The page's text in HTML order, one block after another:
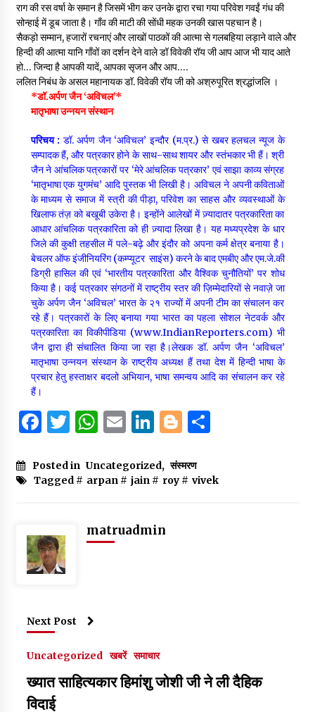
राग की रस वर्षा के समान है जिसमें भीग कर उनके द्वारा रचा गया परिवेश गवईं गंध की
सोन्हाई में डूब जाता है। गाँव की माटी की सोंधी महक उनकी खास पहचान है।
सैकड़ो सम्मान, हजारों रचनाएं और लाखों पाठकों की आत्मा से गलबहिया लड़ाने वाले और
हिन्दी की आत्मा यानि गाँवों का दर्शन देने वाले डॉ विवेकी रॉय जी आप आज भी याद आते
हो… जिन्दा है आपकी यादें, आपका सृजन और आप….
ललित निबंध के असल महानायक डॉ. विवेकी रॉय जी को अश्रुपूरित श्रद्धांजलि ।
*डॉ.अर्पण जैन ‘अविचल’*
मातृभाषा उन्नयन संस्थान
परिचय : डॉ. अर्पण जैन ‘अविचल’ इन्दौर (म.प्र.) से खबर हलचल न्यूज के
सम्पादक हैं, और पत्रकार होने के साथ-साथ शायर और स्तंभकार भी हैं। श्री
जैन ने आंचलिक पत्रकारों पर ‘मेरे आंचलिक पत्रकार’ एवं साझा काव्य संग्रह
‘मातृभाषा एक युगमंच’ आदि पुस्तक भी लिखी है। अविचल ने अपनी कविताओं
के माध्यम से समाज में स्त्री की पीड़ा, परिवेश का साहस और व्यवस्थाओं के
खिलाफ तंज़ को बखूबी उकेरा है। इन्होंने आलेखों में ज़्यादातर पत्रकारिता का
आधार आंचलिक पत्रकारिता को ही ज़्यादा लिखा है। यह मध्यप्रदेश के धार
जिले की कुक्षी तहसील में पले-बढ़े और इंदौर को अपना कर्म क्षेत्र बनाया है।
बेचलर ऑफ इंजीनियरिंग (कम्प्यूटर साइंस) करने के बाद एमबीए और एम.जे.की
डिग्री हासिल की एवं ‘भारतीय पत्रकारिता और वैश्विक चुनौतियों’ पर शोध
किया है। कई पत्रकार संगठनों में राष्ट्रीय स्तर की ज़िम्मेदारियों से नवाज़े जा
चुके अर्पण जैन ‘अविचल’ भारत के २१ राज्यों में अपनी टीम का संचालन कर
रहे हैं। पत्रकारों के लिए बनाया गया भारत का पहला सोशल नेटवर्क और
पत्रकारिता का विकीपीडिया (www.IndianReporters.com) भी
जैन द्वारा ही संचालित किया जा रहा है।लेखक डॉ. अर्पण जैन ‘अविचल’
मातृभाषा उन्नयन संस्थान के राष्ट्रीय अध्यक्ष हैं तथा देश में हिन्दी भाषा के
प्रचार हेतु हस्ताक्षर बदलो अभियान, भाषा समन्वय आदि का संचालन कर रहे
हैं।
F
c
e
o
o
k
T
it
te
W
at
s
p
E
ai
l
Li
k
e
n
B
g
g
S
e
Posted in Uncategorized, संस्मरण
Tagged # arpan# jain# roy# vivek
matruadmin
Next Post
Uncategorized खबरें समाचार
ख्यात साहित्यकार हिमांशु जोशी जी ने ली दैहिक
विदाई